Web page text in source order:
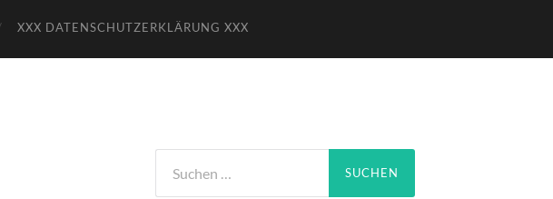
XXX DATENSCHUTZERKLÄRUNG XXX
nach: